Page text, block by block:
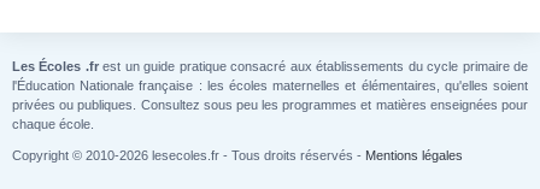
Les Écoles .frest un guide pratique consacré aux établissements du cycle primaire de
l'Éducation Nationale française : les écoles maternelles et élémentaires, qu'elles soient
privées ou publiques. Consultez sous peu les programmes et matières enseignées pour
chaque école.
Copyright © 2010-2026 lesecoles.fr - Tous droits réservés - Mentions légales